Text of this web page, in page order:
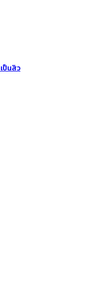
ป็นสิว